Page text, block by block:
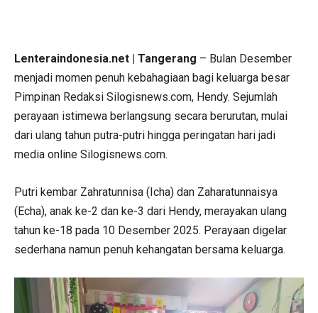
Lenteraindonesia.net | Tangerang – Bulan Desember
menjadi momen penuh kebahagiaan bagi keluarga besar
Pimpinan Redaksi Silogisnews.com, Hendy. Sejumlah
perayaan istimewa berlangsung secara berurutan, mulai
dari ulang tahun putra-putri hingga peringatan hari jadi
media online Silogisnews.com.
Putri kembar Zahratunnisa (Icha) dan Zaharatunnaisya
(Echa), anak ke-2 dan ke-3 dari Hendy, merayakan ulang
tahun ke-18 pada 10 Desember 2025. Perayaan digelar
sederhana namun penuh kehangatan bersama keluarga.